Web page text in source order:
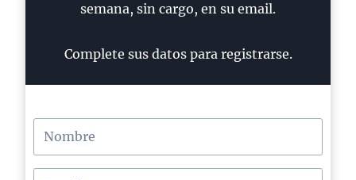
semana, sin cargo, en su email.
Complete sus datos para registrarse.